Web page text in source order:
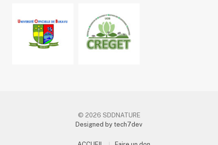
© 2026 SDDNATURE
Designed by tech7dev